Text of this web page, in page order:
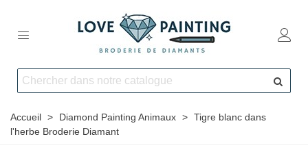
Accueil > Diamond Painting Animaux > Tigre blanc dans
l'herbe Broderie Diamant